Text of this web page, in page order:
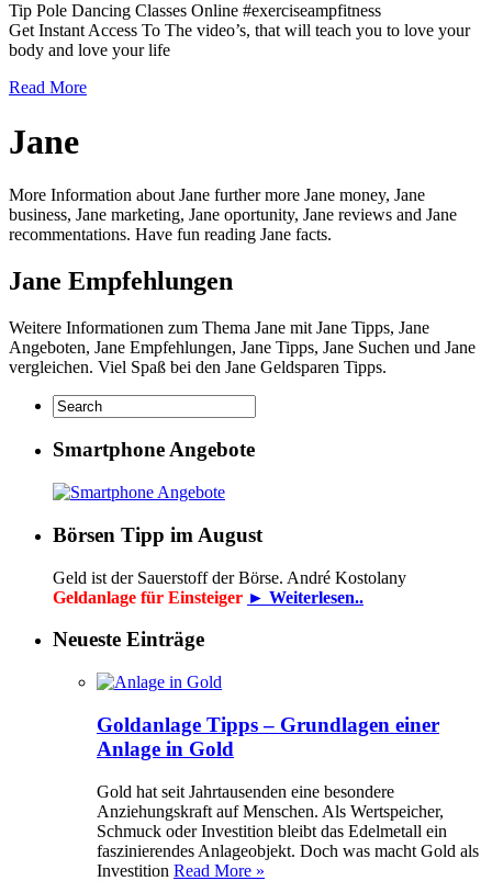
Tip Pole Dancing Classes Online #exerciseampfitness
Get Instant Access To The video’s, that will teach you to love your
body and love your life
Read More
Jane
More Information about Jane further more Jane money, Jane
business, Jane marketing, Jane oportunity, Jane reviews and Jane
recommentations. Have fun reading Jane facts.
Jane Empfehlungen
Weitere Informationen zum Thema Jane mit Jane Tipps, Jane
Angeboten, Jane Empfehlungen, Jane Tipps, Jane Suchen und Jane
vergleichen. Viel Spaß bei den Jane Geldsparen Tipps.
Smartphone Angebote
Börsen Tipp im August
Geld ist der Sauerstoff der Börse. André Kostolany
Geldanlage für Einsteiger ► Weiterlesen..
Neueste Einträge
Goldanlage Tipps – Grundlagen einer
Anlage in Gold
Gold hat seit Jahrtausenden eine besondere
Anziehungskraft auf Menschen. Als Wertspeicher,
Schmuck oder Investition bleibt das Edelmetall ein
faszinierendes Anlageobjekt. Doch was macht Gold als
Investition Read More »